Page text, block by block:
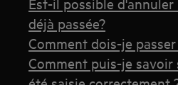
déjà passée?
Comment dois-je
Comment puis-je savoir